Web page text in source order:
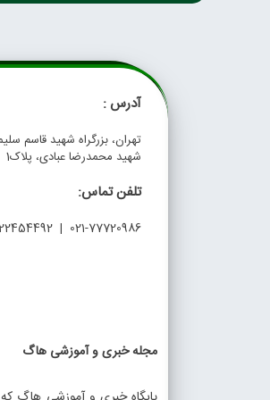
آدرس :
تهران، بزرگراه شهید قاسم
شهید محمدرضا عبادی، پلاک1
تلفن تماس:
021-77720986 | 021-22454492
مجله خبری و آموزشی هاگ